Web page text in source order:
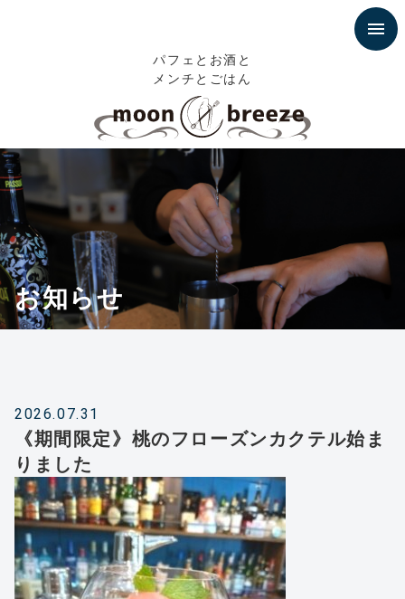
パフェとお酒と
メンチとごはん
お知らせ
2026.07.31
《期間限定》桃のフローズンカクテル始ま
りました